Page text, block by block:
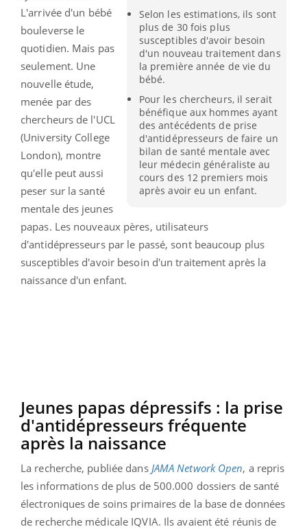
Selon les estimations, ils sont
plus de 30 fois plus
susceptibles d'avoir besoin
d'un nouveau traitement dans
la première année de vie du
bébé.
Pour les chercheurs, il serait
bénéfique aux hommes ayant
des antécédents de prise
d'antidépresseurs de faire un
bilan de santé mentale avec
leur médecin généraliste au
cours des 12 premiers mois
après avoir eu un enfant.
L'arrivée d'un bébé
bouleverse le
quotidien. Mais pas
seulement. Une
nouvelle étude,
menée par des
chercheurs de l'UCL
(University College
London), montre
qu'elle peut aussi
peser sur la santé
mentale des jeunes
papas. Les nouveaux pères, utilisateurs
d'antidépresseurs par le passé, sont beaucoup plus
susceptibles d'avoir besoin d'un traitement après la
naissance d'un enfant.
Jeunes papas dépressifs : la prise
d'antidépresseurs fréquente
après la naissance
La recherche, publiée dans JAMA Network Open, a repris
les informations de plus de 500.000 dossiers de santé
électroniques de soins primaires de la base de données
de recherche médicale IQVIA. Ils avaient été réunis de